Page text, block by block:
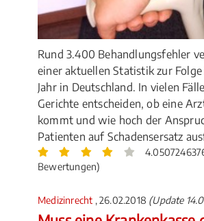
Rund 3.400 Behandlungsfehler
einer aktuellen Statistik zur
Jahr in Deutschland. In vielen
Gerichte entscheiden, ob eine
kommt und wie hoch der
Patienten auf Schadensersatz
Bewertungen)
Medizinrecht , 26.02.2018 (Update